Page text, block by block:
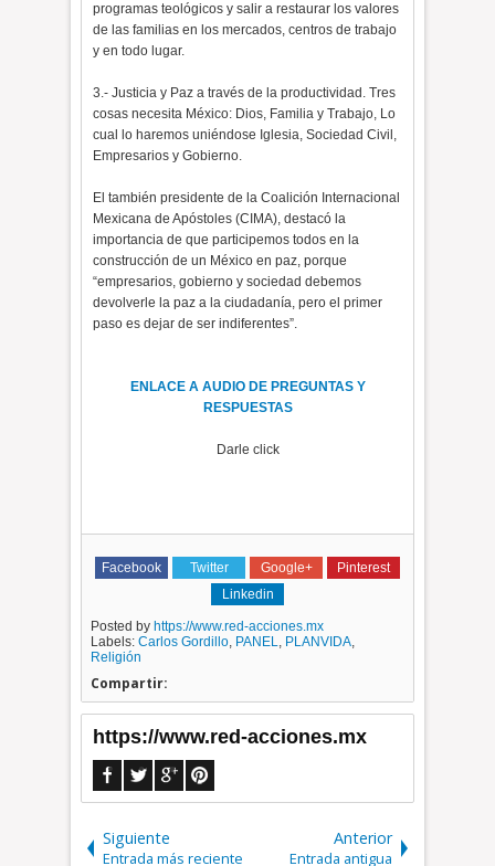
programas teológicos y salir a restaurar los valores
de las familias en los mercados, centros de trabajo
y en todo lugar.
3.- Justicia y Paz a través de la productividad. Tres
cosas necesita México: Dios, Familia y Trabajo, Lo
cual lo haremos uniéndose Iglesia, Sociedad Civil,
Empresarios y Gobierno.
El también presidente de la Coalición Internacional
Mexicana de Apóstoles (CIMA), destacó la
importancia de que participemos todos en la
construcción de un México en paz, porque
“empresarios, gobierno y sociedad debemos
devolverle la paz a la ciudadanía, pero el primer
paso es dejar de ser indiferentes”.
ENLACE A AUDIO DE PREGUNTAS Y
RESPUESTAS
Darle click
Facebook Twitter Google+
Pinterest
Linkedin
Posted by https://www.red-acciones.mx
Labels:Carlos Gordillo, PANEL, PLANVIDA,
Religión
Compartir:
https://www.red-acciones.mx
Siguiente
Entrada más reciente
Anterior
Entrada antigua